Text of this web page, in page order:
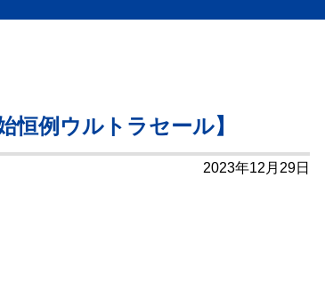
例ウルトラセール】
2023年12月29日